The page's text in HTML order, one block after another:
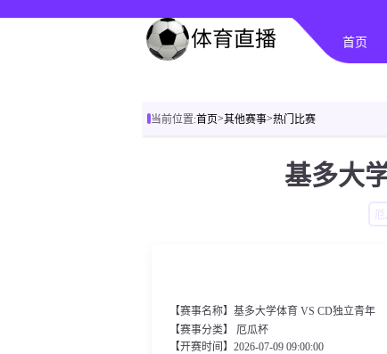
首页
当前位置:首页>其他赛事>热门比赛
基多大
【赛事名称】基多大学体育 VS CD独立青年
【赛事分类】 厄瓜杯
【开赛时间】2026-07-09 09:00:00